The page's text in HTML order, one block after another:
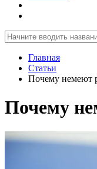
Главная
Статьи
Почему немеют
Почему